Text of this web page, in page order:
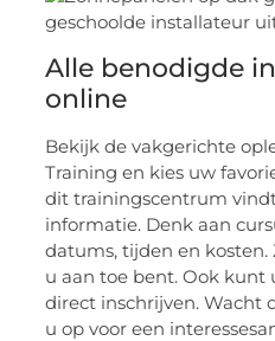
Alle benodigde
online
Bekijk de vakgerichte
Training en kies uw
dit trainingscentrum
informatie. Denk aan
datums, tijden en
u aan toe bent. Ook kunt
direct inschrijven. Wacht
u op voor een